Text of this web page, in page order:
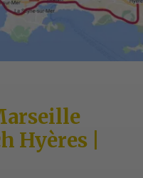
Hyères |